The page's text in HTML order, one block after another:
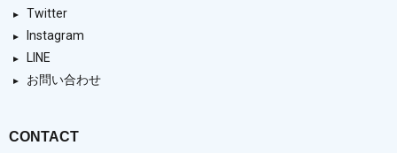
Twitter
Instagram
LINE
お問い合わせ
CONTACT